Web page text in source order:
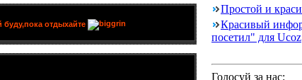
Простой и
Красивый
посетил" для Ucoz
Голосуй за нас: